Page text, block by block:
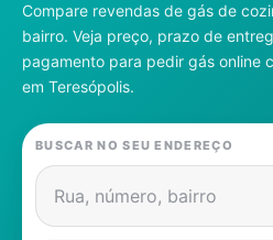
Notícias
Cadastre-se
Gás
Contatos
Compare revendas de gás de
bairro. Veja preço, prazo de
pagamento para pedir gás online
em Teresópolis.
BUSCAR NO SEU ENDEREÇO
Rua, número, bairro